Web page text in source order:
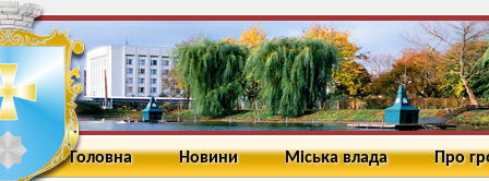
Головна Новини Міська влада Про